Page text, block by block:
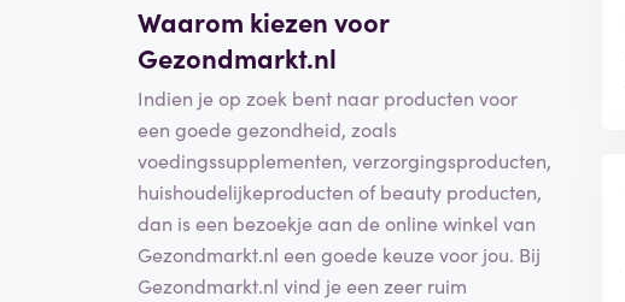
Waarom kiezen voor
Gezondmarkt.nl
Indien je op zoek bent naar producten voor
een goede gezondheid, zoals
voedingssupplementen, verzorgingsproducten,
huishoudelijkeproducten of beauty producten,
dan is een bezoekje aan de online winkel van
Gezondmarkt.nl een goede keuze voor jou. Bij
Gezondmarkt.nl vind je een zeer ruim